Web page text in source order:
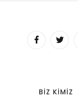
BIZ KIMIZ